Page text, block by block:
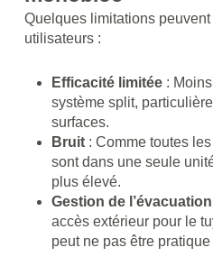
Quelques limitations
utilisateurs :
Efficacité limitée: Moins
système split,
surfaces.
Bruit : Comme toutes
sont dans une seule
plus élevé.
Gestion de l’évacuation
accès extérieur pour le
peut ne pas être